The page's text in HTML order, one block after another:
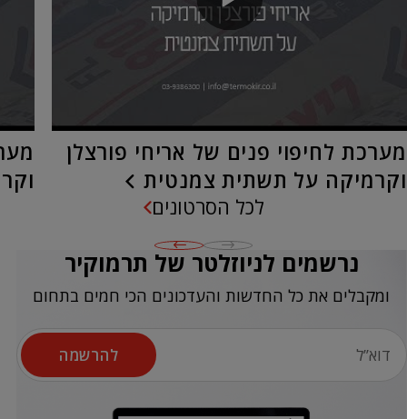
מערכת לחיפוי פנים של אריחי פורצלן
וקרמיקה על תשתית צמנטית
לכל הסרטונים
נרשמים לניוזלטר של תרמוקיר
ומקבלים את כל החדשות והעדכונים הכי חמים בתחום
להרשמה